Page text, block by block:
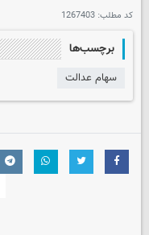
کد مطلب: 1267403
برچسب‌ها
سهام عدالت